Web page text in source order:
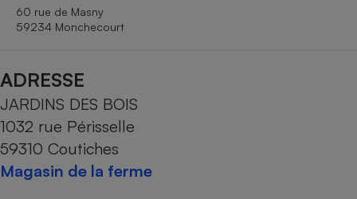
60 rue de Masny
59234 Monchecourt
ADRESSE
JARDINS DES BOIS
1032 rue Périsselle
59310 Coutiches
Magasin de la ferme